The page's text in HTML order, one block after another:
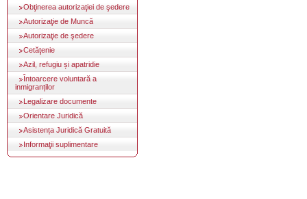
Obţinerea autorizaţiei de şedere
Autorizaţie de Muncă
Autorizaţie de şedere
Cetăţenie
Azil, refugiu și apatridie
Întoarcere voluntară a
inmigranților
Legalizare documente
Orientare Juridică
Asistența Juridică Gratuită
Informaţii suplimentare